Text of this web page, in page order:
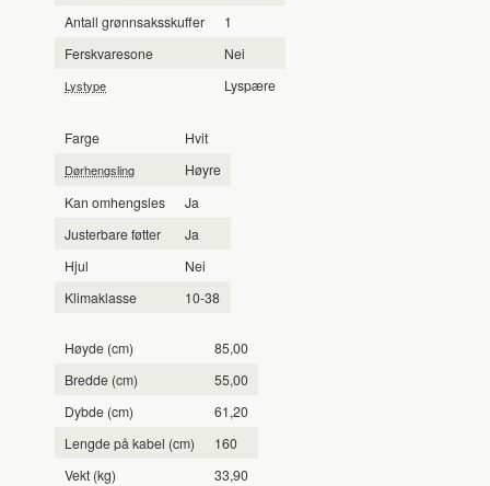
Antall grønnsaksskuffer
1
Ferskvaresone
Nei
Lystype Lyspære
Farge Hvit
Dørhengsling
Høyre
Kan omhengsles
Ja
Justerbare føtter
Ja
Hjul
Nei
Klimaklasse
10-38
Høyde (cm)
85,00
Bredde (cm)
55,00
Dybde (cm)
61,20
Lengde på kabel (cm)
160
Vekt (kg)
33,90